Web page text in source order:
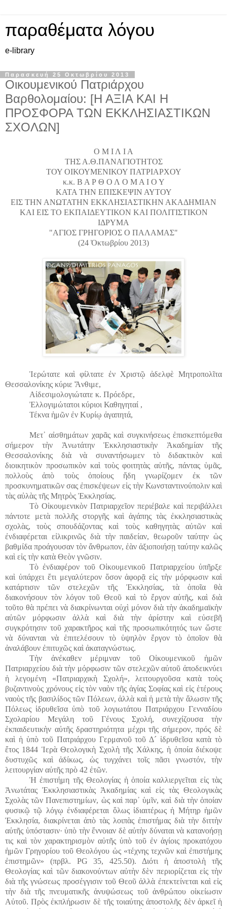
παραθέματα λόγου
e-library
Παρασκευή 25 Οκτωβρίου 2013
Οικουμενικού Πατριάρχου
Βαρθολομαίου: [Η ΑΞΙΑ ΚΑΙ Η
ΠΡΟΣΦΟΡΑ ΤΩΝ ΕΚΚΛΗΣΙΑΣΤΙΚΩΝ
ΣΧΟΛΩΝ]
Ο Μ Ι Λ Ι Α
ΤΗΣ Α.Θ.ΠΑΝΑΓΙΟΤΗΤΟΣ
ΤΟΥ ΟΙΚΟΥΜΕΝΙΚΟΥ ΠΑΤΡΙΑΡΧΟΥ
κ.κ. Β Α Ρ Θ Ο Λ Ο Μ Α Ι Ο Υ
ΚΑΤΑ ΤΗΝ ΕΠΙΣΚΕΨΙΝ ΑΥΤΟΥ
ΕΙΣ ΤΗΝ ΑΝΩΤΑΤΗΝ ΕΚΚΛΗΣΙΑΣΤΙΚΗΝ ΑΚΑΔΗΜΙΑΝ
ΚΑΙ ΕΙΣ ΤΟ ΕΚΠΑΙΔΕΥΤΙΚΟΝ ΚΑΙ ΠΟΛΙΤΙΣΤΙΚΟΝ
ΙΔΡΥΜΑ
"ΑΓΙΟΣ ΓΡΗΓΟΡΙΟΣ Ο ΠΑΛΑΜΑΣ"
(24 Ὀκτωβρίου 2013)
Ἱερώτατε καὶ φίλτατε ἐν Χριστῷ ἀδελφὲ Μητροπολῖτα
Θεσσαλονίκης κύριε Ἄνθιμε,
Αἰδεσιμολογιώτατε κ. Πρόεδρε,
Ἐλλογιμώτατοι κύριοι Καθηγηταί ,
Τέκνα ἡμῶν ἐν Κυρίῳ ἀγαπητά,
Μετ᾽ αἰσθημάτων χαρᾶς καὶ συγκινήσεως ἐπισκεπτόμεθα
σήμερον τὴν Ἀνωτάτην Ἐκκλησιαστικὴν Ἀκαδημίαν τῆς
Θεσσαλονίκης διὰ νὰ συναντήσωμεν τὸ διδακτικὸν καὶ
διοικητικὸν προσωπικὸν καὶ τοὺς φοιτητὰς αὐτῆς, πάντας ὑμᾶς,
πολλοὺς ἀπὸ τοὺς ὁποίους ἤδη γνωρίζομεν ἐκ τῶν
προσκυνηματικῶν σας ἐπισκέψεων εἰς τὴν Κωνσταντινούπολιν καὶ
τὰς αὐλὰς τῆς Μητρὸς Ἐκκλησίας.
Τὸ Οἰκουμενικὸν Πατριαρχεῖον περιέβαλε καὶ περιβάλλει
πάντοτε μετὰ πολλῆς στοργῆς καὶ ἀγάπης τὰς ἐκκλησιαστικὰς
σχολὰς, τοὺς σπουδάζοντας καὶ τοὺς καθηγητὰς αὐτῶν καὶ
ἐνδιαφέρεται εἰλικρινῶς διὰ τὴν παιδείαν, θεωροῦν ταύτην ὡς
βαθμίδα προάγουσαν τὸν ἄνθρωπον, ἐὰν ἀξιοποιήσῃ ταύτην καλῶς
καὶ εἰς τὴν κατὰ Θεὸν γνῶσιν.
Τὸ ἐνδιαφέρον τοῦ Οἰκουμενικοῦ Πατριαρχείου ὑπῆρξε
καὶ ὑπάρχει ἔτι μεγαλύτερον ὅσον ἀφορᾷ εἰς τὴν μόρφωσιν καὶ
κατάρτισιν τῶν στελεχῶν τῆς Ἐκκλησίας, τὰ ὁποῖα θὰ
διακονήσουν τὸν λόγον τοῦ Θεοῦ καὶ τὸ ἔργον αὐτῆς, καὶ διὰ
τοῦτο θὰ πρέπει νὰ διακρίνωνται οὐχὶ μόνον διὰ τὴν ἀκαδημαϊκὴν
αὐτῶν μόρφωσιν ἀλλὰ καὶ διὰ τὴν ἀρίστην καὶ εὐσεβῆ
συγκρότησιν τοῦ χαρακτῆρος καὶ τῆς προσωπικότητός των ὥστε
νὰ δύνανται νὰ ἐπιτελέσουν τὸ ὑψηλὸν ἔργον τὸ ὁποῖον θὰ
ἀναλάβουν ἐπιτυχῶς καὶ ἀκαταγνώστως.
Τὴν ἀνέκαθεν μέριμναν τοῦ Οἰκουμενικοῦ ἡμῶν
Πατριαρχείου διὰ τὴν μόρφωσιν τῶν στελεχῶν αὐτοῦ ἀποδεικνύει
ἡ λεγομένη «Πατριαρχικὴ Σχολή», λειτουργοῦσα κατὰ τοὺς
βυζαντινοὺς χρόνους εἰς τὸν ναὸν τῆς ἁγίας Σοφίας καὶ εἰς ἑτέρους
ναοὺς τῆς βασιλίδος τῶν Πόλεων, ἀλλὰ καὶ ἡ μετὰ τὴν ἅλωσιν τῆς
Πόλεως ἱδρυθεῖσα ὑπὸ τοῦ λογιωτάτου Πατριάρχου Γενναδίου
Σχολαρίου Μεγάλη τοῦ Γένους Σχολή, συνεχίζουσα τὴν
ἐκπαιδευτικὴν αὐτῆς δραστηριότητα μέχρι τῆς σήμερον, πρός δὲ
καὶ ἡ ὑπὸ τοῦ Πατριάρχου Γερμανοῦ τοῦ Δ´ ἱδρυθεῖσα κατὰ τὸ
ἔτος 1844 Ἱερὰ Θεολογικὴ Σχολὴ τῆς Χάλκης, ἡ ὁποία διέκοψε
δυστυχῶς καὶ ἀδίκως, ὡς τυγχάνει τοῖς πᾶσι γνωστόν, τὴν
λειτουργίαν αὐτῆς πρὸ 42 ἐτῶν.
Ἡ ἐπιστήμη τῆς Θεολογίας ἡ ὁποία καλλιεργεῖται εἰς τὰς
Ἀνωτάτας Ἐκκλησιαστικὰς Ἀκαδημίας καὶ εἰς τὰς Θεολογικὰς
Σχολὰς τῶν Πανεπιστημίων, ὡς καὶ παρ᾽ ὑμῖν, καὶ διὰ τὴν ὁποίαν
φυσικῷ τῷ λόγῳ ἐνδιαφέρεται ὅλως ἰδιαιτέρως ἡ Μήτηρ ἡμῶν
Ἐκκλησία, διακρίνεται ἀπὸ τὰς λοιπὰς ἐπιστήμας διὰ τὴν διττὴν
αὐτῆς ὑπόστασιν· ὑπὸ τὴν ἔννοιαν δὲ αὐτὴν δύναται νὰ κατανοήσῃ
τις καὶ τὸν χαρακτηρισμὸν αὐτῆς ὑπὸ τοῦ ἐν ἁγίοις προκατόχου
ἡμῶν Γρηγορίου τοῦ Θεολόγου ὡς «τέχνης τεχνῶν καὶ ἐπιστήμης
ἐπιστημῶν» (πρβλ. PG 35, 425.50). Διότι ἡ ἀποστολὴ τῆς
Θεολογίας καὶ τῶν διακονούντων αὐτὴν δὲν περιορίζεται εἰς τὴν
διὰ τῆς γνώσεως προσέγγισιν τοῦ Θεοῦ ἀλλὰ ἐπεκτείνεται καὶ εἰς
τὴν διὰ τῆς πνευματικῆς ἀνυψώσεως τοῦ ἀνθρώπου οἰκείωσιν
Αὐτοῦ. Πρὸς ἐκπλήρωσιν δὲ τῆς τοιαύτης ἀποστολῆς δὲν ἀρκεῖ ἡ